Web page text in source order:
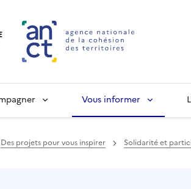
Vous informer
Des projets pour vous inspirer Solidarité et